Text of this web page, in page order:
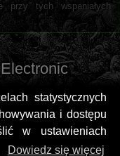
statystycznych
i dostępu
w ustawieniach
Dowiedz się więcej
przy tych wspaniałych